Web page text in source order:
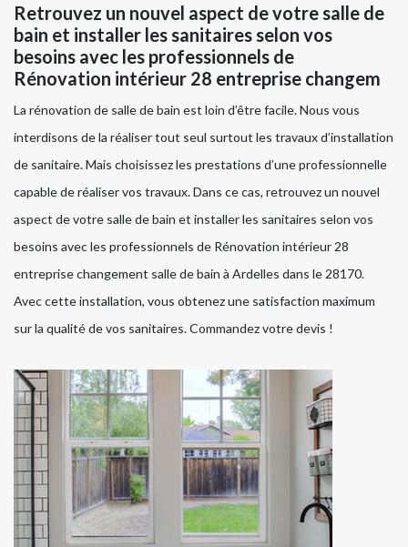
Retrouvez un nouvel aspect de votre salle de
bain et installer les sanitaires selon vos
besoins avec les professionnels de
Rénovation intérieur 28 entreprise changem
La rénovation de salle de bain est loin d’être facile. Nous vous
interdisons de la réaliser tout seul surtout les travaux d’installation
de sanitaire. Mais choisissez les prestations d’une professionnelle
capable de réaliser vos travaux. Dans ce cas, retrouvez un nouvel
aspect de votre salle de bain et installer les sanitaires selon vos
besoins avec les professionnels de Rénovation intérieur 28
entreprise changement salle de bain à Ardelles dans le 28170.
Avec cette installation, vous obtenez une satisfaction maximum
sur la qualité de vos sanitaires. Commandez votre devis !